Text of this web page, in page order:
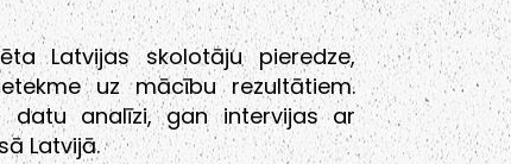
Latvijas skolotāju pieredze,
uz mācību rezultātiem.
datu analīzi, gan intervijas ar
Latvijā.